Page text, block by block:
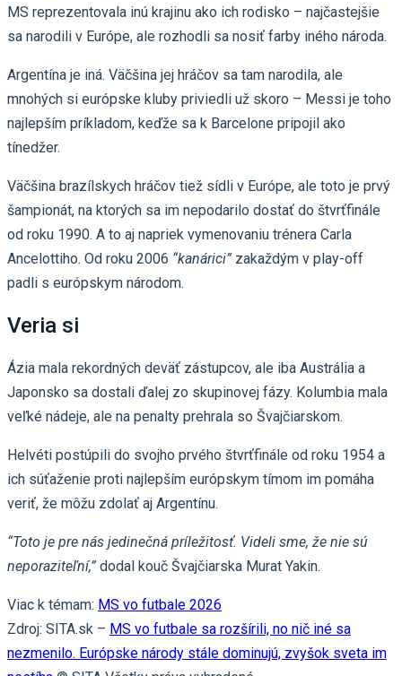
MS reprezentovala inú krajinu ako ich rodisko – najčastejšie
sa narodili v Európe, ale rozhodli sa nosiť farby iného národa.
Argentína je iná. Väčšina jej hráčov sa tam narodila, ale
mnohých si európske kluby priviedli už skoro – Messi je toho
najlepším príkladom, keďže sa k Barcelone pripojil ako
tínedžer.
Väčšina brazílskych hráčov tiež sídli v Európe, ale toto je prvý
šampionát, na ktorých sa im nepodarilo dostať do štvrťfinále
od roku 1990. A to aj napriek vymenovaniu trénera Carla
Ancelottiho. Od roku 2006 “kanárici” zakaždým v play-off
padli s európskym národom.
Veria si
Ázia mala rekordných deväť zástupcov, ale iba Austrália a
Japonsko sa dostali ďalej zo skupinovej fázy. Kolumbia mala
veľké nádeje, ale na penalty prehrala so Švajčiarskom.
Helvéti postúpili do svojho prvého štvrťfinále od roku 1954 a
ich súťaženie proti najlepším európskym tímom im pomáha
veriť, že môžu zdolať aj Argentínu.
“Toto je pre nás jedinečná príležitosť. Videli sme, že nie sú
neporaziteľní,” dodal kouč Švajčiarska Murat Yakin.
Viac k témam: MS vo futbale 2026
Zdroj: SITA.sk – MS vo futbale sa rozšírili, no nič iné sa
nezmenilo. Európske národy stále dominujú, zvyšok sveta im